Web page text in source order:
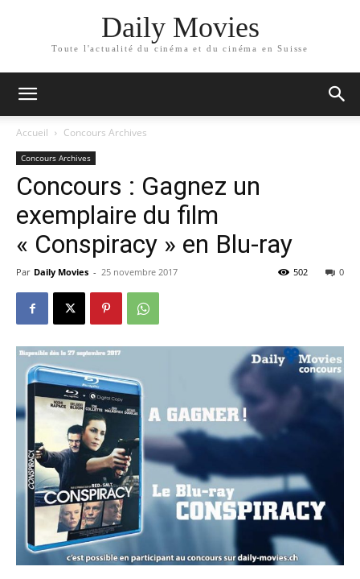
Daily Movies
Toute l'actualité du cinéma et du cinéma en Suisse
Accueil Concours Archives
Concours Archives
Concours : Gagnez un
exemplaire du film
« Conspiracy » en Blu-ray
Par Daily Movies - 25 novembre 2017 0
502